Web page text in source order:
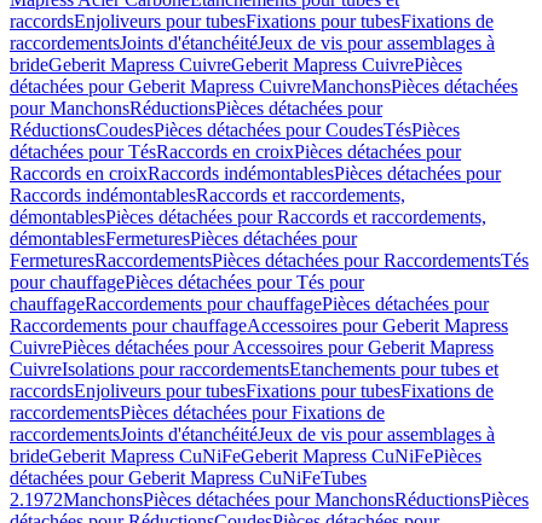
raccordsEnjoliveurs pour tubesFixations pour tubesFixations de
raccordementsJoints d'étanchéitéJeux de vis pour assemblages à
brideGeberit Mapress CuivreGeberit Mapress CuivrePièces
détachées pour Geberit Mapress CuivreManchonsPièces détachées
pour ManchonsRéductionsPièces détachées pour
RéductionsCoudesPièces détachées pour CoudesTésPièces
détachées pour TésRaccords en croixPièces détachées pour
Raccords en croixRaccords indémontablesPièces détachées pour
Raccords indémontablesRaccords et raccordements,
démontablesPièces détachées pour Raccords et raccordements,
démontablesFermeturesPièces détachées pour
FermeturesRaccordementsPièces détachées pour RaccordementsTés
pour chauffagePièces détachées pour Tés pour
chauffageRaccordements pour chauffagePièces détachées pour
Raccordements pour chauffageAccessoires pour Geberit Mapress
CuivrePièces détachées pour Accessoires pour Geberit Mapress
CuivreIsolations pour raccordementsEtanchements pour tubes et
raccordsEnjoliveurs pour tubesFixations pour tubesFixations de
raccordementsPièces détachées pour Fixations de
raccordementsJoints d'étanchéitéJeux de vis pour assemblages à
brideGeberit Mapress CuNiFeGeberit Mapress CuNiFePièces
détachées pour Geberit Mapress CuNiFeTubes
2.1972ManchonsPièces détachées pour ManchonsRéductionsPièces